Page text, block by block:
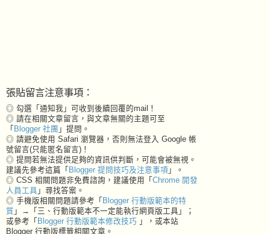
張貼留言注意事項：
◎ 勾選「通知我」可收到後續回覆的mail！
◎ 請在相關文章留言，與文章無關的主題可至
「 Blogger 社團 」提問。
◎ 請避免使用 Safari 瀏覽器，否則無法登入 Google 帳
號留言(只能匿名留言)！
◎ 提問若無法提供足夠的資訊供判斷，可能會被無視。
建議先參考這篇「 Blogger 提問技巧及注意事項 」。
◎ CSS 相關問題非免費諮詢，建議使用「 Chrome 開發
人員工具 」尋找答案。
◎ 手機版相關問題請參考「 Blogger 行動版範本的特
質 」→「三、行動版範本不一定能執行網頁版工具」；
或參考「 Blogger 行動版範本修改技巧 」，或本站
Blogger 行動版標籤相關文章。